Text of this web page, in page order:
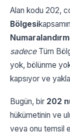
Alan kodu 202,
Bölgesi
sadeceTüm
yok, bölünme
kapsıyor ve
Bugün, bir 202
hükümetinin ve
veya onu temsil